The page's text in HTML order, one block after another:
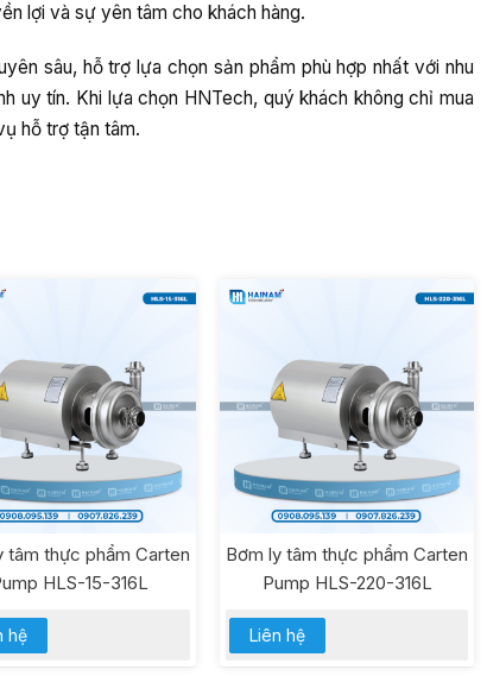
lợi và sự yên tâm cho khách hàng.
sâu, hỗ trợ lựa chọn sản phẩm phù hợp nhất với nhu
uy tín. Khi lựa chọn HNTech, quý khách không chỉ mua
hỗ trợ tận tâm.
tâm thực phẩm Carten
HLS-15-316L
hệ
Bơm ly tâm thực phẩm Carten
Pump HLS-220-316L
Liên hệ